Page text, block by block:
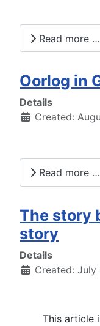
Read more …
Oorlog in
Details
Created:
Read more …
The story
story
Details
Created: July
This article